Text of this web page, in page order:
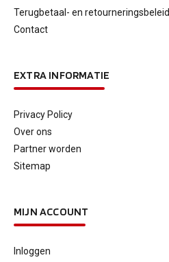
Terugbetaal- en retourneringsbeleid
Contact
EXTRA INFORMATIE
Privacy Policy
Over ons
Partner worden
Sitemap
MIJN ACCOUNT
Inloggen